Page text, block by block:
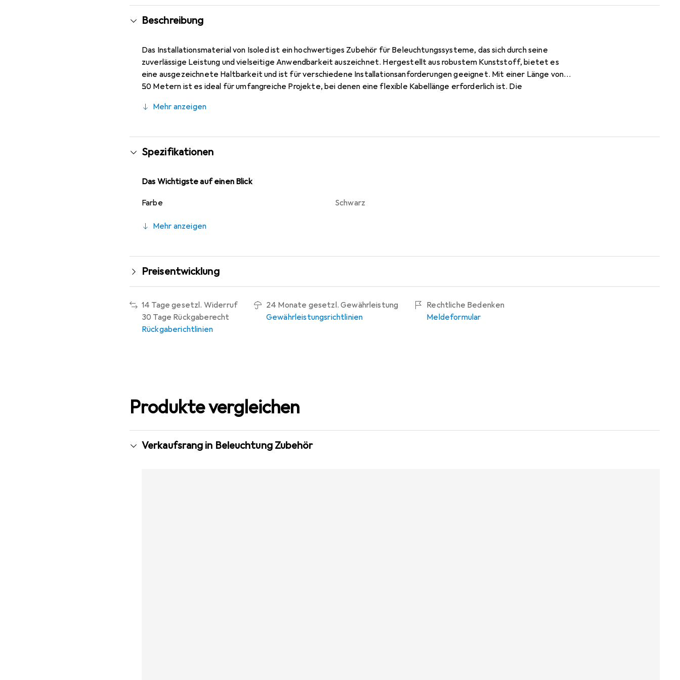
Beschreibung
Das Installationsmaterial von Isoled ist ein hochwertiges Zubehör für Beleuchtungssysteme, das sich durch seine
zuverlässige Leistung und vielseitige Anwendbarkeit auszeichnet. Hergestellt aus robustem Kunststoff, bietet es
eine ausgezeichnete Haltbarkeit und ist für verschiedene Installationsanforderungen geeignet. Mit einer Länge von
50 Metern ist es ideal für umfangreiche Projekte, bei denen eine flexible Kabellänge erforderlich ist. Die
Installation. Die Schutzart IP20 macht es zu einer geeigneten Wahl für den Einsatz in trockenen Innenräumen, wo es
langlebige Verkabelungslösung suchen.
Mehr anzeigen
Spezifikationen
Das Wichtigste auf einen Blick
Farbe Schwarz
Mehr anzeigen
Preisentwicklung
14 Tage gesetzl. Widerruf
30 Tage Rückgaberecht
Rückgaberichtlinien
24 Monate gesetzl. Gewährleistung
Gewährleistungsrichtlinien
Rechtliche Bedenken
Meldeformular
Produkte vergleichen
Verkaufsrang in Beleuchtung Zubehör